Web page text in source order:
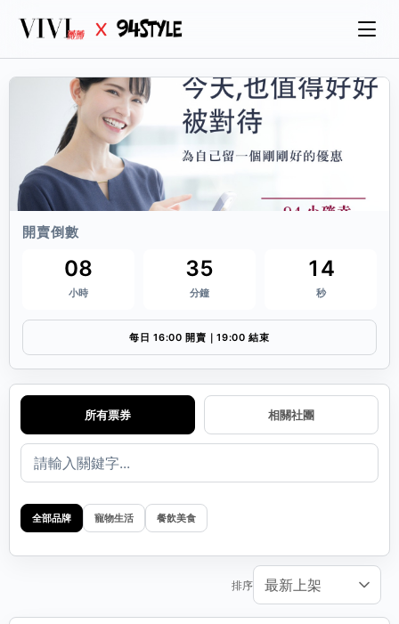
開賣倒數
08
小時
35
分鐘
14
秒
每日 16:00 開賣｜19:00 結束
所有票券 相關社團
全部品牌 寵物生活 餐飲美食
排序